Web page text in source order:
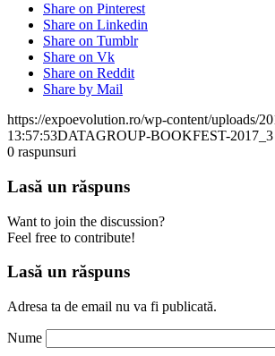
Share on Pinterest
Share on Linkedin
Share on Tumblr
Share on Vk
Share on Reddit
Share by Mail
https://expoevolution.ro/wp-content/uploads/
13:57:53DATAGROUP-BOOKFEST-2017_3
0 raspunsuri
Lasă un răspuns
Want to join the discussion?
Feel free to contribute!
Lasă un răspuns
Adresa ta de email nu va fi publicată.
Nume